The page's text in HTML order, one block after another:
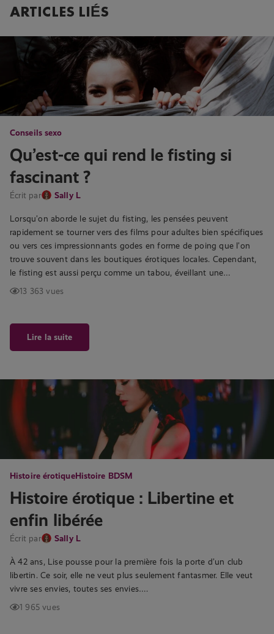
ARTICLES LIÉS
Conseils sexo
Qu’est-ce qui rend le fisting si
fascinant ?
Écrit par Sally L
Lorsqu’on aborde le sujet du fisting, les pensées peuvent
rapidement se tourner vers des films pour adultes bien spécifiques
ou vers ces impressionnants godes en forme de poing que l’on
trouve souvent dans les boutiques érotiques locales. Cependant,
le fisting est aussi perçu comme un tabou, éveillant une…
13 363 vues
Lire la suite
Histoire érotiqueHistoire BDSM
Histoire érotique : Libertine et
enfin libérée
Écrit par Sally L
À 42 ans, Lise pousse pour la première fois la porte d’un club
libertin. Ce soir, elle ne veut plus seulement fantasmer. Elle veut
vivre ses envies, toutes ses envies….
1 965 vues